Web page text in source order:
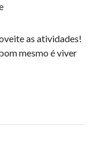
as atividades!
mesmo é viver